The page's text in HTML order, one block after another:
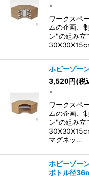
×
ワークスペ
ムの企画、
ン"の組み立
ホビーゾー
3,520円(税
×
ワークスペ
ムの企画、
ン"の組み立
マグネッ…
ホビーゾー
ボトル径